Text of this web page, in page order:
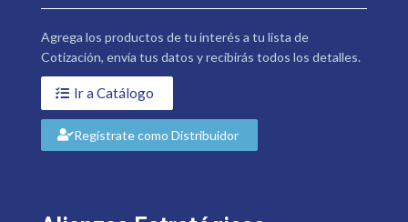
Agrega los productos de tu interés a tu lista de
Cotización, envía tus datos y recibirás todos los detalles.
Ir a Catálogo
Regístrate como Distribuidor